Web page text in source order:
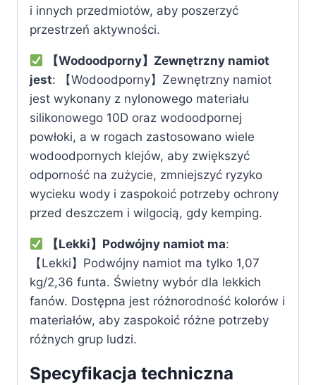
i innych przedmiotów, aby poszerzyć
przestrzeń aktywności.
【Wodoodporny】Zewnętrzny namiot
jest: 【Wodoodporny】Zewnętrzny namiot
jest wykonany z nylonowego materiału
silikonowego 10D oraz wodoodpornej
powłoki, a w rogach zastosowano wiele
wodoodpornych klejów, aby zwiększyć
odporność na zużycie, zmniejszyć ryzyko
wycieku wody i zaspokoić potrzeby ochrony
przed deszczem i wilgocią, gdy kemping.
【Lekki】Podwójny namiot ma:
【Lekki】Podwójny namiot ma tylko 1,07
kg/2,36 funta. Świetny wybór dla lekkich
fanów. Dostępna jest różnorodność kolorów i
materiałów, aby zaspokoić różne potrzeby
różnych grup ludzi.
Specyfikacja techniczna